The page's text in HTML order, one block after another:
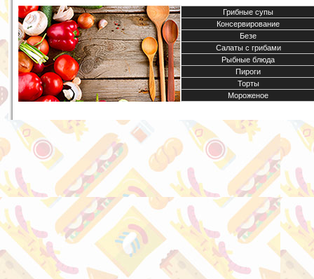
Грибные супы
Консервирование
Безе
Салаты с грибами
Рыбные блюда
Пироги
Торты
Мороженое